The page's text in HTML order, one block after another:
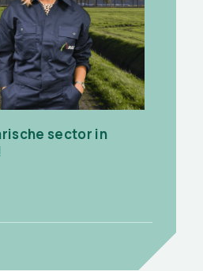
sector in